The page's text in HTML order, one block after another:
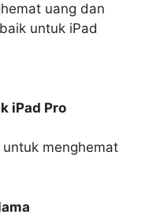
uang dan
untuk iPad
iPad Pro
menghemat